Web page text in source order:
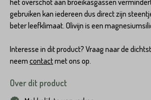
het overschot aan broeikasgassen
gebruiken kan iedereen dus direct zijn
beter leefklimaat. Olivijn is een
Interesse in dit product? Vraag naar de
neem contactmet ons op.
Over dit product